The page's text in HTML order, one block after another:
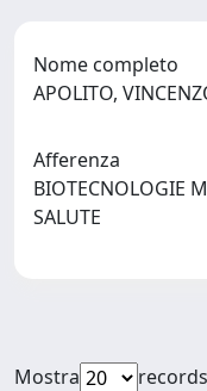
Nome completo
APOLITO,
Afferenza
BIOTECNOLOGIE
SALUTE
Mostra
records